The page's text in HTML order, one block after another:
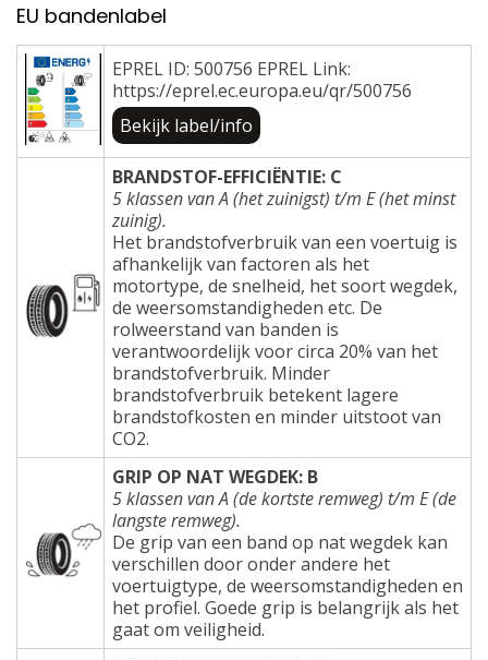
EU bandenlabel
EPREL ID: 500756 EPREL Link:
https://eprel.ec.europa.eu/qr/500756
Bekijk label/info
BRANDSTOF-EFFICIËNTIE: C
5 klassen van A (het zuinigst) t/m E (het minst
zuinig).
Het brandstofverbruik van een voertuig is
afhankelijk van factoren als het
motortype, de snelheid, het soort wegdek,
de weersomstandigheden etc. De
rolweerstand van banden is
verantwoordelijk voor circa 20% van het
brandstofverbruik. Minder
brandstofverbruik betekent lagere
brandstofkosten en minder uitstoot van
CO2.
GRIP OP NAT WEGDEK: B
5 klassen van A (de kortste remweg) t/m E (de
langste remweg).
De grip van een band op nat wegdek kan
verschillen door onder andere het
voertuigtype, de weersomstandigheden en
het profiel. Goede grip is belangrijk als het
gaat om veiligheid.